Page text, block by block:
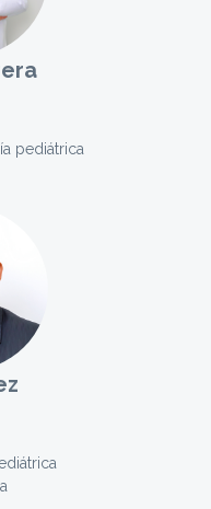
pediátrica